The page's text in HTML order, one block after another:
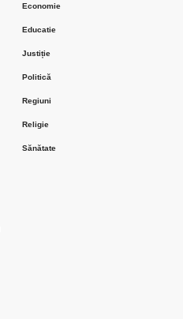
Economie
Educatie
Justiție
Politică
Regiuni
Religie
Sănătate